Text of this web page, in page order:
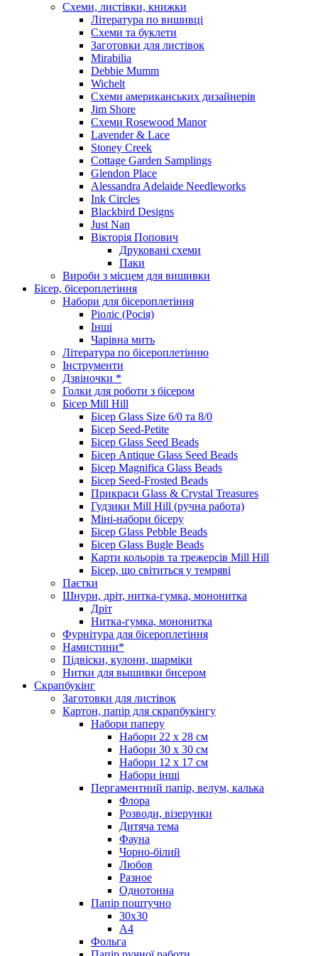
Схеми, листівки, книжки
Література по вишивці
Схеми та буклети
Заготовки для листівок
Mirabilia
Debbie Mumm
Wichelt
Схеми американських дизайнерів
Jim Shore
Cхеми Rosewood Manor
Lavender & Lace
Stoney Creek
Cottage Garden Samplings
Glendon Place
Alessandra Adelaide Needleworks
Ink Circles
Blackbird Designs
Just Nan
Вікторія Попович
Друковані схеми
Паки
Вироби з місцем для вишивки
Бісер, бісероплетіння
Набори для бісероплетіння
Ріоліс (Росія)
Інші
Чарівна мить
Література по бісероплетінню
Інструменти
Дзвіночки *
Голки для роботи з бісером
Бісер Mill Hill
Бісер Glass Size 6/0 та 8/0
Бісер Seed-Petite
Бісер Glass Seed Beads
Бісер Antique Glass Seed Beads
Бісер Magnifica Glass Beads
Бісер Seed-Frosted Beads
Прикраси Glass & Crystal Treasures
Гудзики Mill Hill (ручна работа)
Міні-набори бісеру
Бісер Glass Pebble Beads
Бісер Glass Bugle Beads
Карти кольорів та трежерсів Mill Hill
Бісер, що світиться у темряві
Паєтки
Шнури, дріт, нитка-гумка, мононитка
Дріт
Нитка-гумка, мононитка
Фурнітура для бісероплетіння
Намистини*
Підвіски, кулони, шарміки
Нитки для вышивки бисером
Скрапбукінг
Заготовки для листівок
Картон, папір для скрапбукінгу
Набори паперу
Набори 22 х 28 см
Набори 30 х 30 см
Набори 12 х 17 см
Набори інші
Пергаментний папір, велум, калька
Флора
Розводи, візерунки
Дитяча тема
Фауна
Чорно-білий
Любов
Разное
Однотонна
Папір поштучно
30х30
А4
Фольга